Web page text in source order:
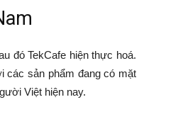
đó TekCafe hiện thực hoá.
sản phẩm đang có mặt
Việt hiện nay.